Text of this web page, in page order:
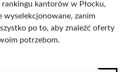
kantorów w Płocku,
wyselekcjonowane, zanim
po to, aby znaleźć oferty
potrzebom.